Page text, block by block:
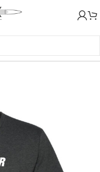
Black T-Shirt Medium